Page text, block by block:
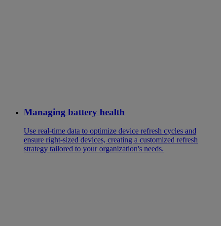
Managing battery health
Use real-time data to optimize device refresh cycles and
ensure right-sized devices, creating a customized refresh
strategy tailored to your organization's needs.